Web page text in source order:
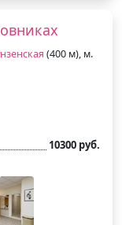
(400 м), м.
10300 руб.